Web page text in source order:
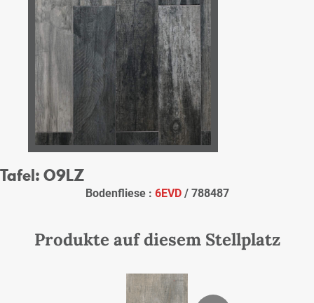
Tafel: O9LZ
Bodenfliese : 6EVD/ 788487
Produkte auf diesem Stellplatz